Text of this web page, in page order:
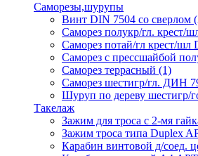
Саморезы,шурупы
Винт DIN 7504 со сверлом
Саморез полукр/гл. крест/
Саморез потай/гл крест/шл
Саморез с прессшайбой
Саморез террасный (1)
Саморез шестигр/гл. ДИН
Шуруп по дереву шестигр/
Такелаж
Зажим для троса с 2-мя
Зажим троса типа Duplex
Карабин винтовой д/соед.